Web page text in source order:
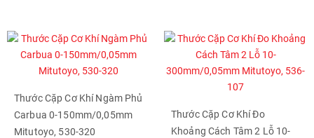
Thước Cặp Cơ Khí Ngàm Phủ
Carbua 0-150mm/0,05mm
Mitutoyo, 530-320
Thước Cặp Cơ Khí Đo
Khoảng Cách Tâm 2 Lỗ 10-